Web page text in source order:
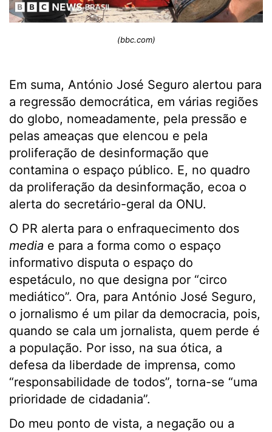
(bbc.com)
Em suma, António José Seguro alertou para
a regressão democrática, em várias regiões
do globo, nomeadamente, pela pressão e
pelas ameaças que elencou e pela
proliferação de desinformação que
contamina o espaço público. E, no quadro
da proliferação da desinformação, ecoa o
alerta do secretário-geral da ONU.
O PR alerta para o enfraquecimento dos
media e para a forma como o espaço
informativo disputa o espaço do
espetáculo, no que designa por “circo
mediático”. Ora, para António José Seguro,
o jornalismo é um pilar da democracia, pois,
quando se cala um jornalista, quem perde é
a população. Por isso, na sua ótica, a
defesa da liberdade de imprensa, como
“responsabilidade de todos”, torna-se “uma
prioridade de cidadania”.
Do meu ponto de vista, a negação ou a